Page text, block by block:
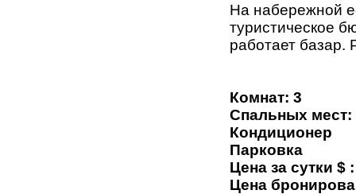
На набережной
туристическое
работает базар.
Комнат: 3
Спальных мест:
Кондиционер
Парковка
Цена за сутки $
Цена